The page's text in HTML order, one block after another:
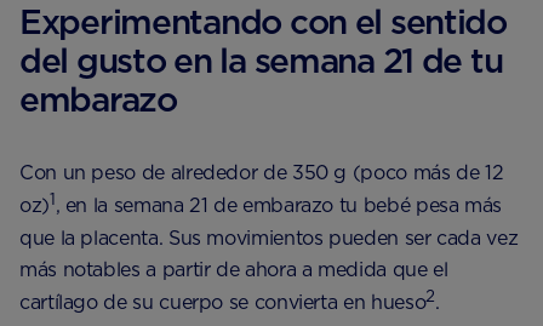
Experimentando con el sentido
del gusto en la semana 21 de tu
embarazo
Con un peso de alrededor de 350 g (poco más de 12
oz)1, en la semana 21 de embarazo tu bebé pesa más
que la placenta. Sus movimientos pueden ser cada vez
más notables a partir de ahora a medida que el
cartílago de su cuerpo se convierta en hueso2.